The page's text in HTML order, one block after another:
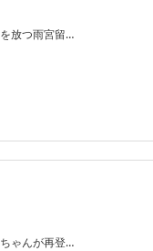
放つ雨宮留…
ゃんが再登…